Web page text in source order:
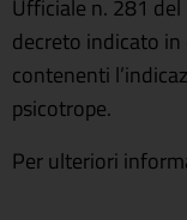
Ufficiale n. 281
decreto indicato
contenenti
psicotrope.
Per ulteriori